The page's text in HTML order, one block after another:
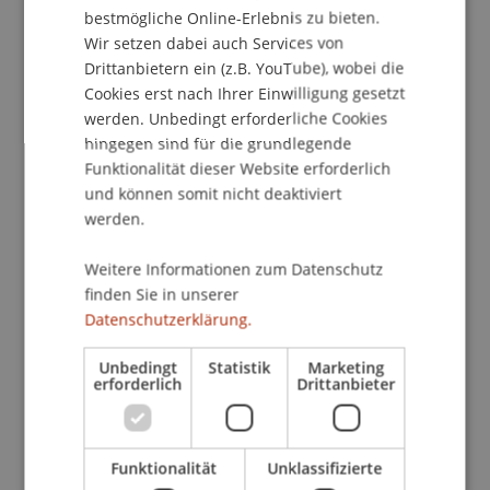
Programme schwächen Bekenntnisse zu
unabhängigen Gerichten, Medienpluralismus,
Minderheitenrechten und internationaler
Kooperation. Sozial und wirtschaftsliberale
Positionen werden zurückgenommen, während
nationale Protektions- und
Ordnungsvorstellungen an Gewicht gewinnen.
Für Finanzmärkte entsteht eine ambivalente
Viele populistische Parteien attackieren «die
Märkte», Finanzeliten oder Zentralbanken und
stellen internationale Abkommen infrage.
Zugleich finden sich selektiv marktfreundliche
Elemente – etwa bei Unternehmenssteuern oder
einzelnen Deregulierungsversprechen. Insgesamt
jedoch ist Populismus deutlich negativ mit
finanzmarktbezogener Liberalität verknüpft; der
bestmögliche Online-Erlebnis zu bieten.
Wir setzen dabei auch Services von
Drittanbietern ein (z.B. YouTube), wobei die
Cookies erst nach Ihrer Einwilligung gesetzt
werden. Unbedingt erforderliche Cookies
hingegen sind für die grundlegende
Funktionalität dieser Website erforderlich
und können somit nicht deaktiviert
werden.
Weitere Informationen zum Datenschutz
finden Sie in unserer
Datenschutzerklärung.
Unbedingt
erforderlich
Statistik Marketing
Drittanbieter
Funktionalität Unklassifizierte